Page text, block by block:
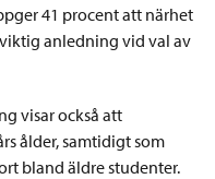
41 procent att närhet
anledning vid val av
visar också att
ålder, samtidigt som
bland äldre studenter.